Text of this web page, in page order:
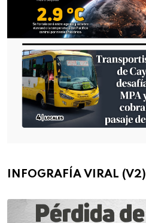
INFOGRAFÍA VIRAL (V2)